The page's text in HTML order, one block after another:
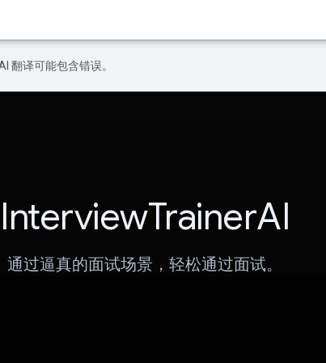
翻译可能包含错误。
InterviewTrainerAI
通过逼真的面试场景，轻松通过面试。